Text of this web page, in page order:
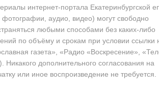
интернет-портала Екатеринбургской
фотографии, аудио, видео) могут свободно
любыми способами без каких-либо
по объёму и срокам при условии ссылки
газета», «Радио «Воскресение»,
Никакого дополнительного согласования на
или иное воспроизведение не требуется.